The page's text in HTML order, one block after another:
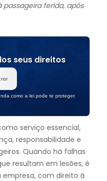
ferida, após
seus direitos
como a lei pode te proteger.
serviço essencial,
responsabilidade e
Quando há falhas
resultam em lesões, é
empresa, com direito à